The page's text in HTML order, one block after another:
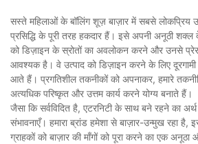
सस्ते महिलाओं के बॉलिंग शूज़ बाज़ार में सबसे लोकप्रिय
प्रसिद्धि के पूरी तरह हकदार हैं। इसे अपनी अनूठी शक्ल
को डिज़ाइन के स्रोतों का अवलोकन करने और उनसे
आवश्यक है। वे उत्पाद को डिज़ाइन करने के लिए
आते हैं। प्रगतिशील तकनीकों को अपनाकर, हमारे
अत्यधिक परिष्कृत और उत्तम कार्य करने योग्य बनाते हैं।
जैसा कि सर्वविदित है, एटरनिटी के साथ बने रहने का
संभावनाएँ। हमारा ब्रांड हमेशा से बाज़ार-उन्मुख रहा है,
ग्राहकों को बाज़ार की माँगों को पूरा करने का एक अनूठा